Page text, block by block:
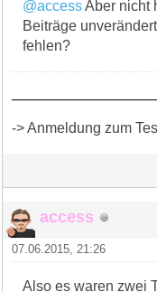
@accessAber nicht
Beiträge
fehlen?
-> Anmeldung zum
access
07.06.2015, 21:26
Also es waren zwei